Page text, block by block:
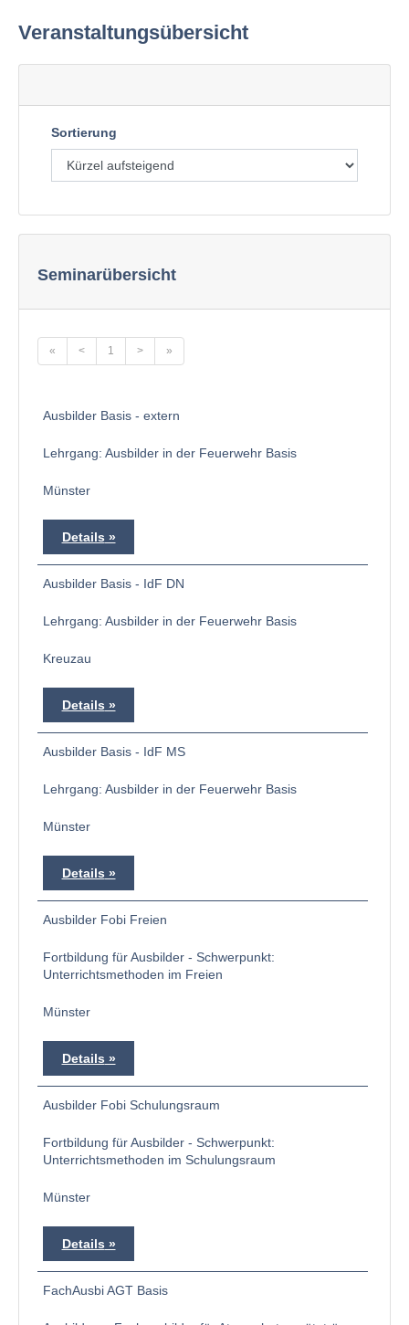
Veranstaltungsübersicht
Sortierung
Seminarübersicht
« < 1 > »
Ausbilder Basis - extern
Lehrgang: Ausbilder in der Feuerwehr Basis
Münster
Details
Ausbilder Basis - IdF DN
Lehrgang: Ausbilder in der Feuerwehr Basis
Kreuzau
Details
Ausbilder Basis - IdF MS
Lehrgang: Ausbilder in der Feuerwehr Basis
Münster
Details
Ausbilder Fobi Freien
Fortbildung für Ausbilder - Schwerpunkt:
Unterrichtsmethoden im Freien
Münster
Details
Ausbilder Fobi Schulungsraum
Fortbildung für Ausbilder - Schwerpunkt:
Unterrichtsmethoden im Schulungsraum
Münster
Details
FachAusbi AGT Basis